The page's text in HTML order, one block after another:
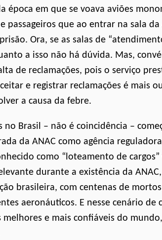
época em que se voava aviões
passageiros que ao entrar na sala
Ora, se as salas de
a isso não há dúvida. Mas,
de reclamações, pois o serviço
e registrar reclamações é mais
a causa da febre.
Brasil – não é coincidência –
da ANAC como agência
como “loteamento de
durante a existência da
brasileira, com centenas de
aeronáuticos. E nesse cenário de
e mais confiáveis do